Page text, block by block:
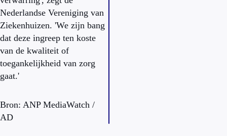
Nederlandse Vereniging van
Ziekenhuizen. 'We zijn bang
dat deze ingreep ten koste
van de kwaliteit of
toegankelijkheid van zorg
gaat.'
Bron: ANP MediaWatch /
AD